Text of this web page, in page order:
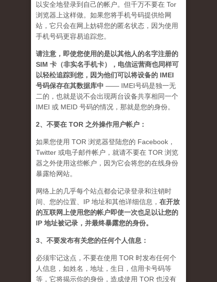
以安全地登录到自己的帐户。但千万不要在 Tor
浏览器上这样做。如果您将手机号码提供给网
站，它只会在网上妨碍您的匿名状态，因为使用
手机号码更容易追踪您。
请注意，即使您使用的是以其他人的名字注册的
SIM 卡（非实名手机卡），电信运营商也同样可
以轻松追踪到您，因为他们可以将设备的 IMEI
号码保存在其数据库中 —— IMEI号码是独一无
二的，也就是说不会出现两台设备共享相同一个
IMEI 或 MEID 号码的情况，那就是您的身份。
2、不要在 TOR 之外操作用户帐户：
如果您使用 TOR 浏览器登陆您的 Facebook，
Twitter 或电子邮件帐户，就请不要在 TOR 浏览
器之外使用这些帐户，因为它会将您的在线身份
暴露给网站。
网络上的几乎每个站点都会记录登录和注销时
间、您的位置、IP 地址和其他详细信息， 在开放
的互联网上使用您的帐户即使一次也足以让您的
IP 地址被记录，并最终暴露您的身份。
3、不要发布有关您的任何个人信息：
必须牢记这点，不要在使用 TOR 时发布任何个
人信息，如姓名，地址，生日，信用卡号码等
等，它将揭示你的身份，造成使用 TOR 也没有